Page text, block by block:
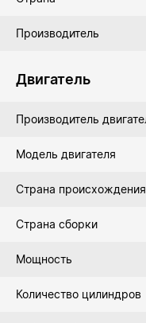
Производитель
Двигатель
Производитель
Модель двигателя
Страна происхождения
Страна сборки
Мощность
Количество цилиндров